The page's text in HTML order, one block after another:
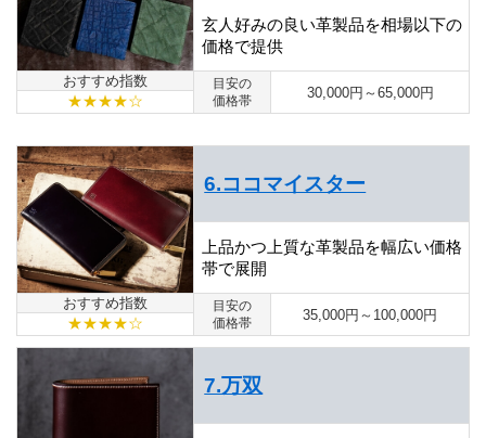
玄人好みの良い革製品を相場以下の
価格で提供
おすすめ指数
目安の
価格帯
30,000円～65,000円
★★★★☆
6.ココマイスター
上品かつ上質な革製品を幅広い価格
帯で展開
おすすめ指数
目安の
価格帯
35,000円～100,000円
★★★★☆
7.万双